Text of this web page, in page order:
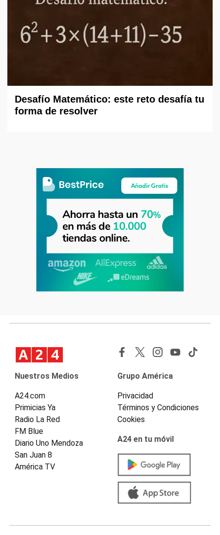
Desafío Matemático: este reto desafía tu
forma de resolver
Nuestros Medios
A24.com
Primicias Ya
Radio La Red
FM Blue
Diario Uno Mendoza
San Juan 8
América TV
Grupo América
Privacidad
Términos y Condiciones
Cookies
A24 en tu móvil